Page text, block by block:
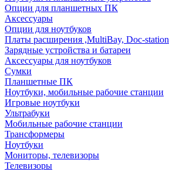
Опции для планшетных ПК
Аксессуары
Опции для ноутбуков
Платы расширения ,MultiBay, Doc-station
Зарядные устройства и батареи
Аксессуары для ноутбуков
Сумки
Планшетные ПК
Ноутбуки, мобильные рабочие станции
Игровые ноутбуки
Ультрабуки
Мобильные рабочие станции
Трансформеры
Ноутбуки
Мониторы, телевизоры
Телевизоры